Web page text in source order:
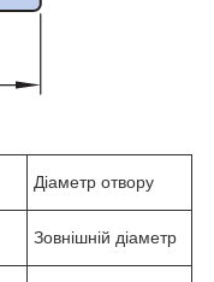
Діаметр отвору
Зовнішній діаметр